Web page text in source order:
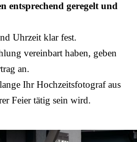
entsprechend geregelt und
Uhrzeit klar fest.
vereinbart haben, geben
an.
Ihr Hochzeitsfotograf aus
Feier tätig sein wird.